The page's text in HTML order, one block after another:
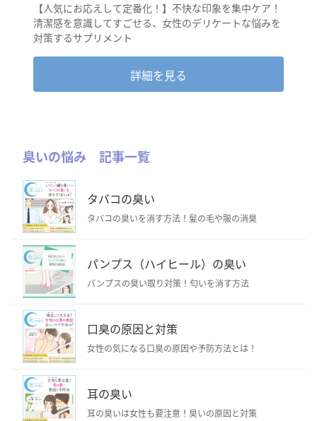
【人気にお応えして定番化！】不快な印象を集中ケア！
清潔感を意識してすごせる、女性のデリケートな悩みを
対策するサプリメント
詳細を見る
臭いの悩み 記事一覧
タバコの臭い
タバコの臭いを消す方法！髪の毛や服の消臭
パンプス（ハイヒール）の臭い
パンプスの臭い取り対策！匂いを消す方法
口臭の原因と対策
女性の気になる口臭の原因や予防方法とは！
耳の臭い
耳の臭いは女性も要注意！臭いの原因と対策